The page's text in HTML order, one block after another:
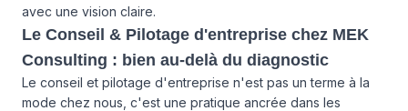
avec une vision claire.
Le Conseil & Pilotage d'entreprise chez MEK
Consulting : bien au-delà du diagnostic
Le conseil et pilotage d'entreprise n'est pas un terme à la
mode chez nous, c'est une pratique ancrée dans les